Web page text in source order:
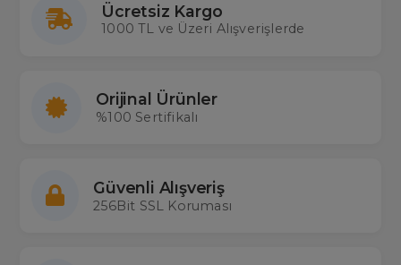
Ücretsiz Kargo
1000 TL ve Üzeri Alışverişlerde
Orijinal Ürünler
%100 Sertifikalı
Güvenli Alışveriş
256Bit SSL Koruması